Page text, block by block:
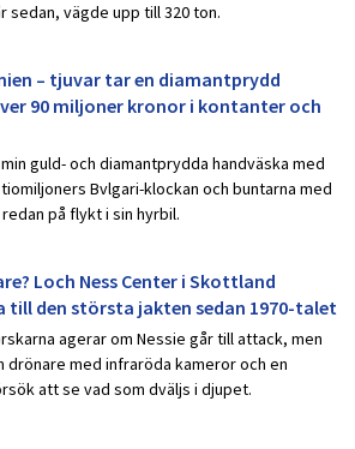
sedan, vägde upp till 320 ton.
– tjuvar tar en diamantprydd
90 miljoner kronor i kontanter och
guld- och diamantprydda handväska med
Bvlgari-klockan och buntarna med
på flykt i sin hyrbil.
Loch Ness Center i Skottland
till den största jakten sedan 1970-talet
agerar om Nessie går till attack, men
drönare med infraröda kameror och en
att se vad som dväljs i djupet.